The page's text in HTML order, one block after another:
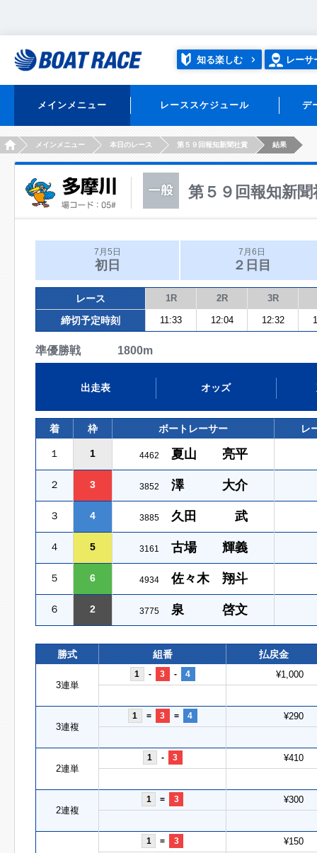
知る楽しむ レーサ
メインメニュー レーススケジュール デ
HOMEメインメニュー 本日のレース 第５９回報知新聞社賞 結果
第５９回報知新聞
7月5日
初日
7月6日
２日目
レース 1R 2R 3R
締切予定時刻 11:33 12:04 12:32
準優勝戦 1800m
出走表 オッズ
着 枠 ボートレーサー レ
１ 1 4462 夏山 亮平
２ 3 3852 澤 大介
３ 4 3885 久田 武
４ 5 3161 古場 輝義
５ 6 4934 佐々木 翔斗
６ 2 3775 泉 啓文
勝式 組番 払戻金
3連単
1 - 3 - 4 ¥1,000
3連複
1 = 3 = 4 ¥290
2連単
1 - 3 ¥410
2連複
1 = 3 ¥300
1 = 3 ¥150